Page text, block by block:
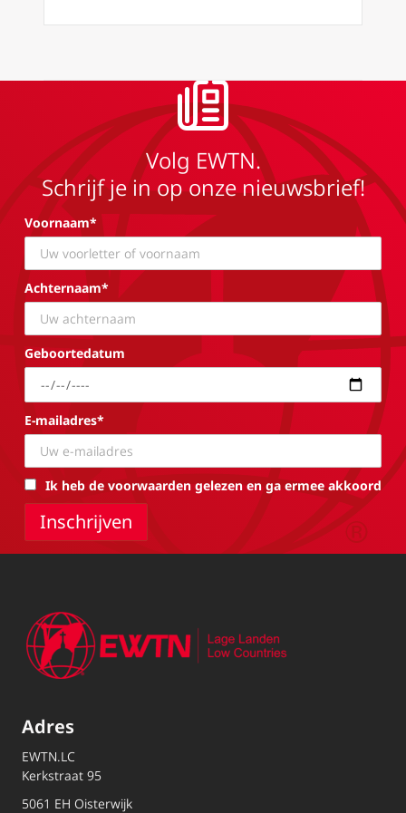
Volg EWTN.
Schrijf je in op onze nieuwsbrief!
Voornaam*
Achternaam*
Geboortedatum
E-mailadres*
Ik heb de voorwaarden gelezen en ga ermee akkoord
Adres
EWTN.LC
Kerkstraat 95
5061 EH Oisterwijk